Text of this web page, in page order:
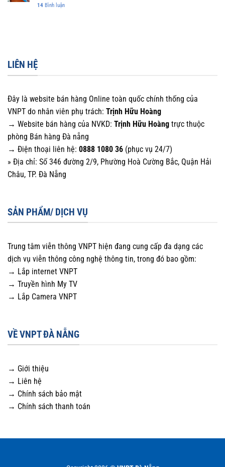
14 Bình luận
LIÊN HỆ
Đây là website bán hàng Online toàn quốc chính thống của
VNPT do nhân viên phụ trách: Trịnh Hữu Hoàng
→ Website bán hàng của NVKD: Trịnh Hữu Hoàng trực thuộc
phòng Bán hàng Đà nẵng
→ Điện thoại liên hệ: 0888 1080 36 (phục vụ 24/7)
» Địa chỉ: Số 346 đường 2/9, Phường Hoà Cường Bắc, Quận Hải
Châu, TP. Đà Nẵng
SẢN PHẨM/ DỊCH VỤ
Trung tâm viễn thông VNPT hiện đang cung cấp đa dạng các
dịch vụ viễn thông công nghệ thông tin, trong đó bao gồm:
→ Lắp internet VNPT
→ Truyền hình My TV
→ Lắp Camera VNPT
VỀ VNPT ĐÀ NẴNG
→ Giới thiệu
→ Liên hệ
→ Chính sách bảo mật
→ Chính sách thanh toán